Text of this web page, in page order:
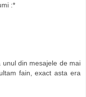
:*
din mesajele de mai
fain, exact asta era